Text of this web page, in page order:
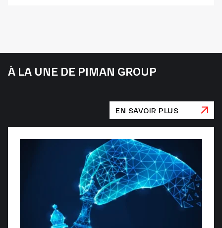
À LA UNE DE PIMAN GROUP
EN SAVOIR PLUS